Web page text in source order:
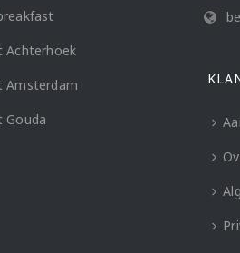
Achterhoek
Amsterdam
Gouda